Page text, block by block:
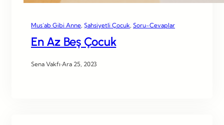
Mus’ab Gibi Anne Şahsiyetli Çocuk Soru-Cevaplar
En Az Beş Çocuk
Sena Vakfı·Ara 25, 2023